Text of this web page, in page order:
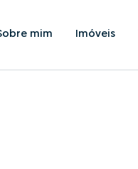
mim Imóveis